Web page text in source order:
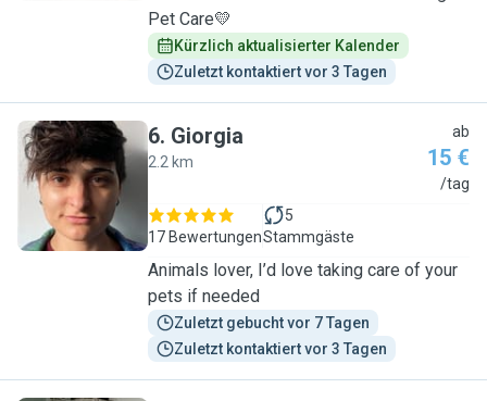
Pet Care💛
Kürzlich aktualisierter Kalender
Zuletzt kontaktiert vor 3 Tagen
G
6. Giorgia
2.2 km
ab
15 €
/tag
17 Bewertungen
5
Stammgäste
Animals lover, I’d love taking care of your
pets if needed
Zuletzt gebucht vor 7 Tagen
Zuletzt kontaktiert vor 3 Tagen